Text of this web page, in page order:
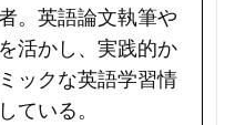
。英語論文執筆や
活かし、実践的か
ックな英語学習情
ている。